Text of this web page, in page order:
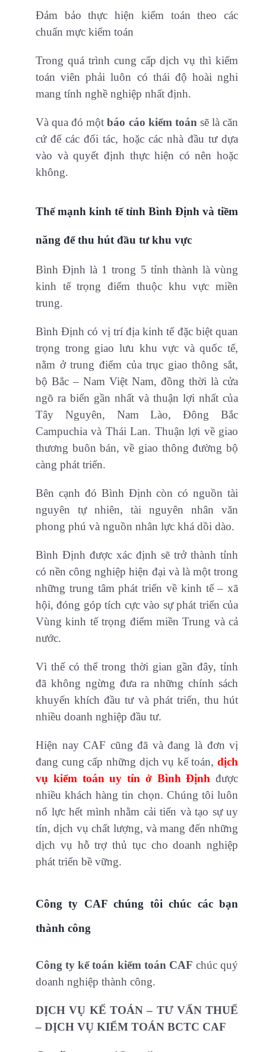
Đảm bảo thực hiện kiểm toán theo các
chuẩn mực kiểm toán
Trong quá trình cung cấp dịch vụ thì kiểm
toán viên phải luôn có thái độ hoài nghi
mang tính nghề nghiệp nhất định.
Và qua đó mộtbáo cáo kiểm toán sẽ là căn
cứ để các đối tác, hoặc các nhà đầu tư dựa
vào và quyết định thực hiện có nên hoặc
không.
Thế mạnh kinh tế tỉnh Bình Định và tiềm
năng để thu hút đầu tư khu vực
Bình Định là 1 trong 5 tỉnh thành là vùng
kinh tế trọng điểm thuộc khu vực miền
trung.
Bình Định có vị trí địa kinh tế đặc biệt quan
trọng trong giao lưu khu vực và quốc tế,
nằm ở trung điểm của trục giao thông sắt,
bộ Bắc – Nam Việt Nam, đồng thời là cửa
ngõ ra biển gần nhất và thuận lợi nhất của
Tây Nguyên, Nam Lào, Đông Bắc
Campuchia và Thái Lan. Thuận lợi về giao
thương buôn bán, về giao thông đường bộ
càng phát triển.
Bên cạnh đó Bình Định còn có nguồn tài
nguyên tự nhiên, tài nguyên nhân văn
phong phú và nguồn nhân lực khá dồi dào.
Bình Định được xác định sẽ trở thành tỉnh
có nền công nghiệp hiện đại và là một trong
những trung tâm phát triển về kinh tế – xã
hội, đóng góp tích cực vào sự phát triển của
Vùng kinh tế trọng điểm miền Trung và cả
nước.
Vì thế có thể trong thời gian gần đây, tỉnh
đã không ngừng đưa ra những chính sách
khuyến khích đầu tư và phát triển, thu hút
nhiều doanh nghiệp đầu tư.
Hiện nay CAF cũng đã và đang là đơn vị
đang cung cấp những dịch vụ kế toán,dịch
vụ kiểm toán uy tín ở Bình Địnhđược
nhiều khách hàng tin chọn. Chúng tôi luôn
nổ lực hết mình nhằm cải tiến và tạo sự uy
tín, dịch vụ chất lượng, và mang đến những
dịch vụ hỗ trợ thủ tục cho doanh nghiệp
phát triển bề vững.
Công ty CAF chúng tôi chúc các bạn
thành công
Công ty kế toán kiểm toán CAF chúc quý
doanh nghiệp thành công.
DỊCH VỤ KẾ TOÁN – TƯ VẤN THUẾ
– DỊCH VỤ KIỂM TOÁN BCTC CAF